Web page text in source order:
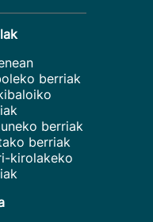
berriak
berriak
berriak
kirolakeko